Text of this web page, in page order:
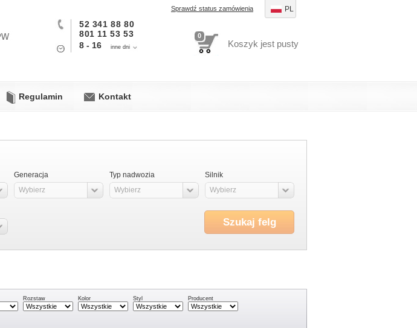
Sprawdź status zamówienia
52 341 88 80
801 11 53 53
8 - 16
inne dni
PL
0
Koszyk jest pusty
Regulamin Kontakt
Generacja
Wybierz
Typ nadwozia
Wybierz
Silnik
Wybierz
Szukaj felg
Rozstaw Kolor Styl Producent